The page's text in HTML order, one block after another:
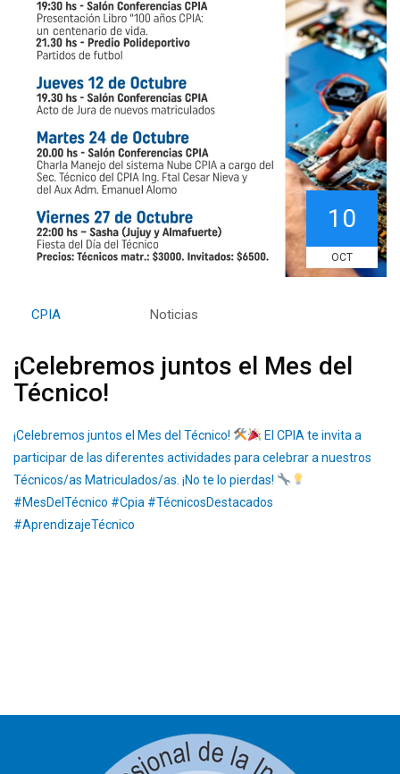
10
OCT
CPIA Noticias
¡Celebremos juntos el Mes del
Técnico!
¡Celebremos juntos el Mes del Técnico!
El CPIA te invita a
participar de las diferentes actividades para celebrar a nuestros
Técnicos/as Matriculados/as. ¡No te lo pierdas!
#MesDelTécnico #Cpia #TécnicosDestacados
#AprendizajeTécnico